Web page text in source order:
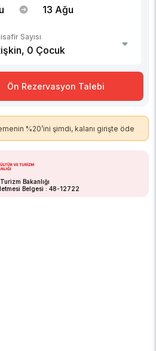
13 Ağu
Sayısı
0 Çocuk
Ön Rezervasyon Talebi
%20’ini şimdi, kalanı girişte öde
Bakanlığı
Belgesi : 48-12722